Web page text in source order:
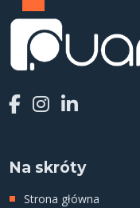
Na skróty
Strona główna